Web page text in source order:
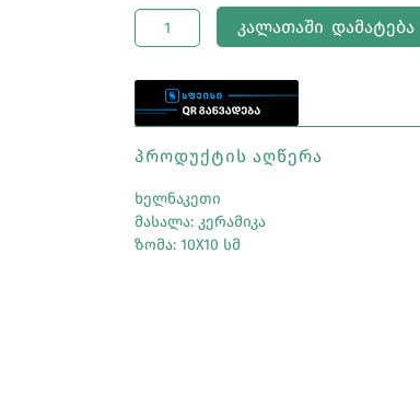
ᲙᲐᲚᲐᲗᲐᲨᲘ ᲓᲐᲛᲐᲢᲔᲑᲐ
ᲞᲠᲝᲓᲣᲥᲢᲘᲡ ᲐᲦᲬᲔᲠᲐ
ხელნაკეთი
მასალა: კერამიკა
ზომა: 10X10 სმ